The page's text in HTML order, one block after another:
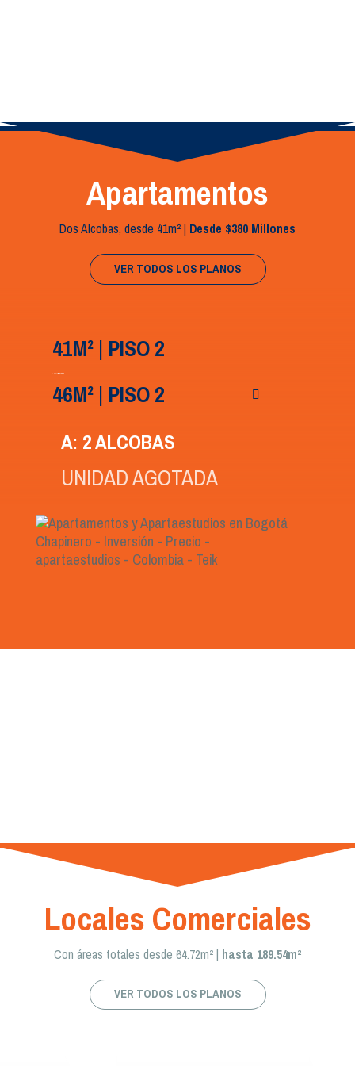
Apartamentos
Dos Alcobas, desde 41m² | Desde $380 Millones
VER TODOS LOS PLANOS
Locales Comerciales
Con áreas totales desde 64.72m² | hasta 189.54m²
VER TODOS LOS PLANOS